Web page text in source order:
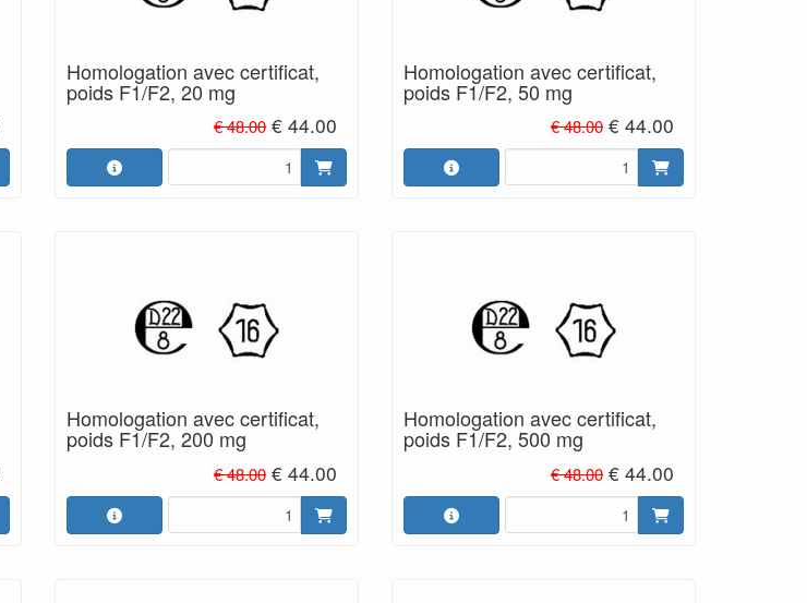
Homologation avec certificat,
poids F1/F2, 20 mg
€ 48.00 € 44.00
Homologation avec certificat,
poids F1/F2, 50 mg
€ 48.00 € 44.00
Homologation avec certificat,
poids F1/F2, 200 mg
€ 48.00 € 44.00
Homologation avec certificat,
poids F1/F2, 500 mg
€ 48.00 € 44.00